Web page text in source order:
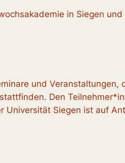
in Siegen und
und
Den
Universität Siegen ist auf